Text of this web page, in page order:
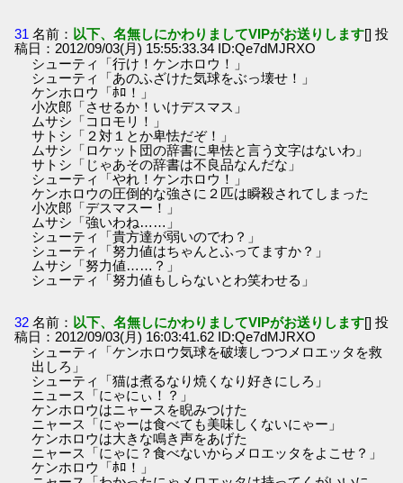
31 名前： 以下、名無しにかわりましてVIPがお送りします[] 投
稿日：2012/09/03(月) 15:55:33.34 ID:Qe7dMJRXO
シューティ「行け！ケンホロウ！」
シューティ「あのふざけた気球をぶっ壊せ！」
ケンホロウ「ﾎﾛ！」
小次郎「させるか！いけデスマス」
ムサシ「コロモリ！」
サトシ「２対１とか卑怯だぞ！」
ムサシ「ロケット団の辞書に卑怯と言う文字はないわ」
サトシ「じゃあその辞書は不良品なんだな」
シューティ「やれ！ケンホロウ！」
ケンホロウの圧倒的な強さに２匹は瞬殺されてしまった
小次郎「デスマスー！」
ムサシ「強いわね……」
シューティ「貴方達が弱いのでわ？」
シューティ「努力値はちゃんとふってますか？」
ムサシ「努力値……？」
シューティ「努力値もしらないとわ笑わせる」
32 名前： 以下、名無しにかわりましてVIPがお送りします[] 投
稿日：2012/09/03(月) 16:03:41.62 ID:Qe7dMJRXO
シューティ「ケンホロウ気球を破壊しつつメロエッタを救
出しろ」
シューティ「猫は煮るなり焼くなり好きにしろ」
ニュース「にゃにぃ！？」
ケンホロウはニャースを睨みつけた
ニャース「にゃーは食べても美味しくないにゃー」
ケンホロウは大きな鳴き声をあげた
ニャース「にゃに？食べないからメロエッタをよこせ？」
ケンホロウ「ﾎﾛ！」